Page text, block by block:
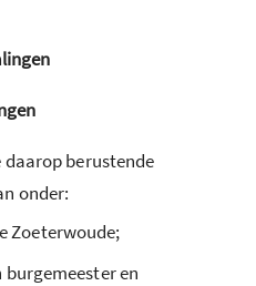
daarop berustende
onder:
Zoeterwoude;
en